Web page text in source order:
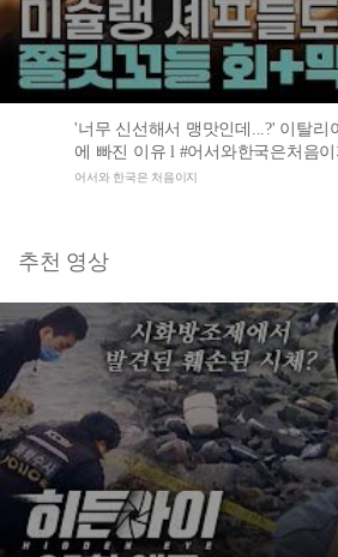
'너무 신선해서 맹맛인데...?' 이탈리
에 빠진 이유 l #어서와한국은처음이
어서와 한국은 처음이지
추천 영상